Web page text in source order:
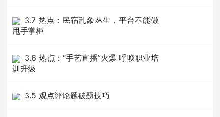
3.7 热点：民宿乱象丛生，平台不能做
甩手掌柜
3.6 热点：“手艺直播”火爆 呼唤职业培
训升级
3.5 观点评论题破题技巧